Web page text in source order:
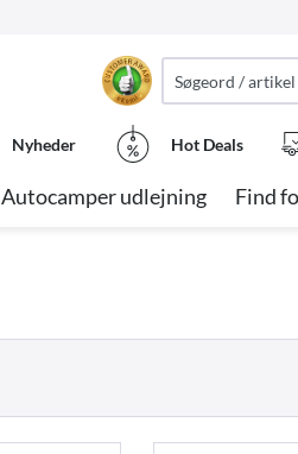
Nyheder Hot Deals
Autocamper udlejning Find